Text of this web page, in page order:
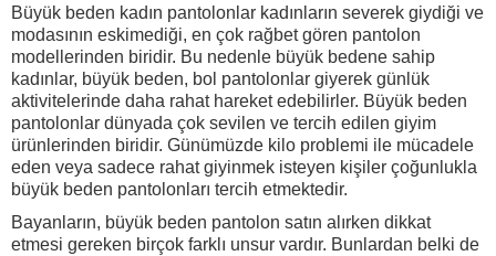
Büyük beden kadın pantolonlar kadınların severek giydiği ve
modasının eskimediği, en çok rağbet gören pantolon
modellerinden biridir. Bu nedenle büyük bedene sahip
kadınlar, büyük beden, bol pantolonlar giyerek günlük
aktivitelerinde daha rahat hareket edebilirler. Büyük beden
pantolonlar dünyada çok sevilen ve tercih edilen giyim
ürünlerinden biridir. Günümüzde kilo problemi ile mücadele
eden veya sadece rahat giyinmek isteyen kişiler çoğunlukla
büyük beden pantolonları tercih etmektedir.
Bayanların, büyük beden pantolon satın alırken dikkat
etmesi gereken birçok farklı unsur vardır. Bunlardan belki de